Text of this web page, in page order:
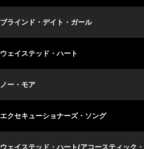
ブラインド・デイト・ガール
ウェイステッド・ハート
ノー・モア
エクセキューショナーズ・ソング
ウェイステッド・ハート(アコースティック